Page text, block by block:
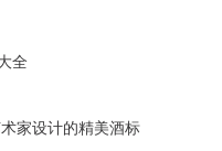
全
家设计的精美酒标